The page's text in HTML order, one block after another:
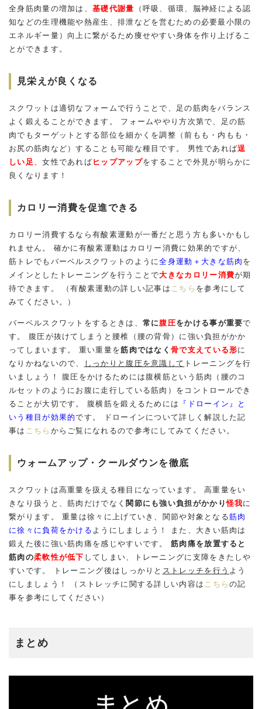
全身筋肉量の増加は、 基礎代謝量 （呼吸、循環、脳神経による認
知などの生理機能や熱産生、排泄などを営むための必要最小限の
エネルギー量）向上に繋がるため痩せやすい身体を作り上げるこ
とができます。
見栄えが良くなる
スクワットは適切なフォームで行うことで、足の筋肉をバランス
よく鍛えることができます。 フォームややり方次第で、足の筋
肉でもターゲットとする部位を細かくを調整（前もも・内もも・
お尻の筋肉など）することも可能な種目です。 男性であれば逞
しい足
、女性であれば ヒップアップをすることで外見が明らかに
良くなります！
カロリー消費を促進できる
カロリー消費するなら有酸素運動が一番だと思う方も多いかもし
れません。 確かに有酸素運動はカロリー消費に効果的ですが、
筋トレでもバーベルスクワットのように全身運動＋大きな筋肉 を
メインとしたトレーニングを行うことで大きなカロリー消費が期
待できます。 （有酸素運動の詳しい記事は こちら を参考にして
みてください。）
バーベルスクワットをするときは、 常に 腹圧をかける事が重要で
す。 腹圧が抜けてしまうと腰椎（腰の背骨）に強い負担がかか
ってしまいます。 重い重量を筋肉ではなく骨で支えている形に
なりかねないので、
しっかりと腹圧を意識して トレーニングを行
いましょう！ 腹圧をかけるためには腹横筋という筋肉（腰のコ
ルセットのようにお腹に走行している筋肉）をコントロールでき
ることが大切です。 腹横筋を鍛えるためには
『ドローイン』と
いう種目が効果的です。 ドローインについて詳しく解説した記
事は こちら からご覧になれるので参考にしてみてください。
ウォームアップ・クールダウンを徹底
スクワットは高重量を扱える種目になっています。 高重量をい
きなり扱うと、筋肉だけでなく関節にも強い負担がかかり怪我に
繋がります。 重量は徐々に上げていき、関節や対象となる筋肉
に徐々に負荷をかける ようにしましょう！ また、大きい筋肉は
鍛えた後に強い筋肉痛を感じやすいです。 筋肉痛を放置すると
筋肉の柔軟性が低下 してしまい、トレーニングに支障をきたしや
すいです。 トレーニング後はしっかりと ストレッチを行う よう
にしましょう！ （ストレッチに関する詳しい内容は こちらの記
事を参考にしてください）
まとめ